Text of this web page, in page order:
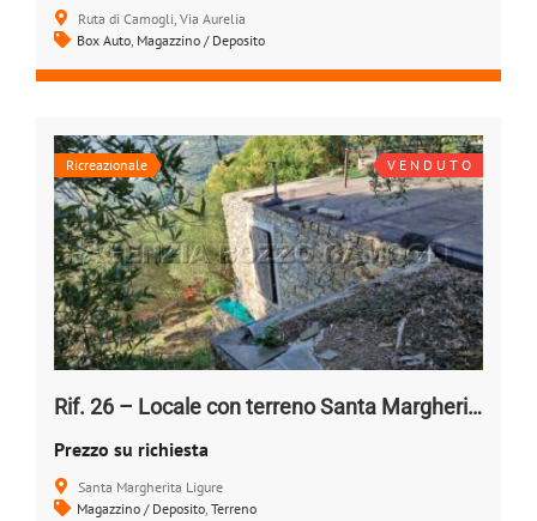
Ruta di Camogli, Via Aurelia
Box Auto, Magazzino / Deposito
Ricreazionale V E N D U T O
Rif. 26 – Locale con terreno Santa Margherita Ligure
Prezzo su richiesta
Santa Margherita Ligure
Magazzino / Deposito Terreno